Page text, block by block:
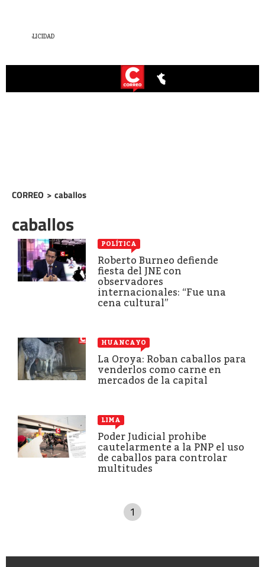
CORREO > caballos
caballos
POLÍTICA
Roberto Burneo defiende
fiesta del JNE con
observadores
internacionales: “Fue una
cena cultural”
HUANCAYO
La Oroya: Roban caballos para
venderlos como carne en
mercados de la capital
LIMA
Poder Judicial prohibe
cautelarmente a la PNP el uso
de caballos para controlar
multitudes
1